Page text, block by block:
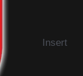
Insert